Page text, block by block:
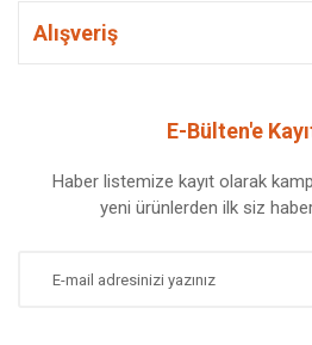
Alışveriş
E-Bülten'e
Haber listemize kayıt olarak
yeni ürünlerden ilk siz